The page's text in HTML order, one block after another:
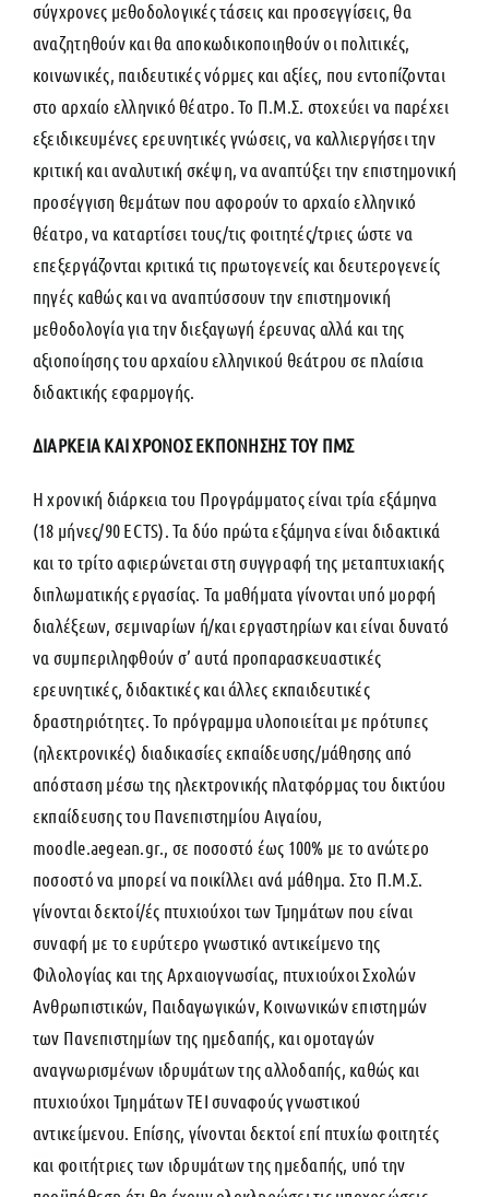
σύγχρονες μεθοδολογικές τάσεις και προσεγγίσεις, θα
αναζητηθούν και θα αποκωδικοποιηθούν οι πολιτικές,
κοινωνικές, παιδευτικές νόρμες και αξίες, που εντοπίζονται
στο αρχαίο ελληνικό θέατρο. Το Π.Μ.Σ. στοχεύει να παρέχει
εξειδικευμένες ερευνητικές γνώσεις, να καλλιεργήσει την
κριτική και αναλυτική σκέψη, να αναπτύξει την επιστημονική
προσέγγιση θεμάτων που αφορούν το αρχαίο ελληνικό
θέατρο, να καταρτίσει τους/τις φοιτητές/τριες ώστε να
επεξεργάζονται κριτικά τις πρωτογενείς και δευτερογενείς
πηγές καθώς και να αναπτύσσουν την επιστημονική
μεθοδολογία για την διεξαγωγή έρευνας αλλά και της
αξιοποίησης του αρχαίου ελληνικού θεάτρου σε πλαίσια
διδακτικής εφαρμογής.
ΔΙΑΡΚΕΙΑ ΚΑΙ ΧΡΟΝΟΣ ΕΚΠΟΝΗΣΗΣ ΤΟΥ ΠΜΣ
Η χρονική διάρκεια του Προγράμματος είναι τρία εξάμηνα
(18 μήνες/90 ECTS). Τα δύο πρώτα εξάμηνα είναι διδακτικά
και το τρίτο αφιερώνεται στη συγγραφή της μεταπτυχιακής
διπλωματικής εργασίας. Τα μαθήματα γίνονται υπό μορφή
διαλέξεων, σεμιναρίων ή/και εργαστηρίων και είναι δυνατό
να συμπεριληφθούν σ’ αυτά προπαρασκευαστικές
ερευνητικές, διδακτικές και άλλες εκπαιδευτικές
δραστηριότητες. Το πρόγραμμα υλοποιείται με πρότυπες
(ηλεκτρονικές) διαδικασίες εκπαίδευσης/μάθησης από
απόσταση μέσω της ηλεκτρονικής πλατφόρμας του δικτύου
εκπαίδευσης του Πανεπιστημίου Αιγαίου,
moodle.aegean.gr., σε ποσοστό έως 100% με το ανώτερο
ποσοστό να μπορεί να ποικίλλει ανά μάθημα. Στο Π.Μ.Σ.
γίνονται δεκτοί/ές πτυχιούχοι των Τμημάτων που είναι
συναφή με το ευρύτερο γνωστικό αντικείμενο της
Φιλολογίας και της Αρχαιογνωσίας, πτυχιούχοι Σχολών
Ανθρωπιστικών, Παιδαγωγικών, Κοινωνικών επιστημών
των Πανεπιστημίων της ημεδαπής, και ομοταγών
αναγνωρισμένων ιδρυμάτων της αλλοδαπής, καθώς και
πτυχιούχοι Τμημάτων ΤΕΙ συναφούς γνωστικού
αντικείμενου. Επίσης, γίνονται δεκτοί επί πτυχίω φοιτητές
και φοιτήτριες των ιδρυμάτων της ημεδαπής, υπό την